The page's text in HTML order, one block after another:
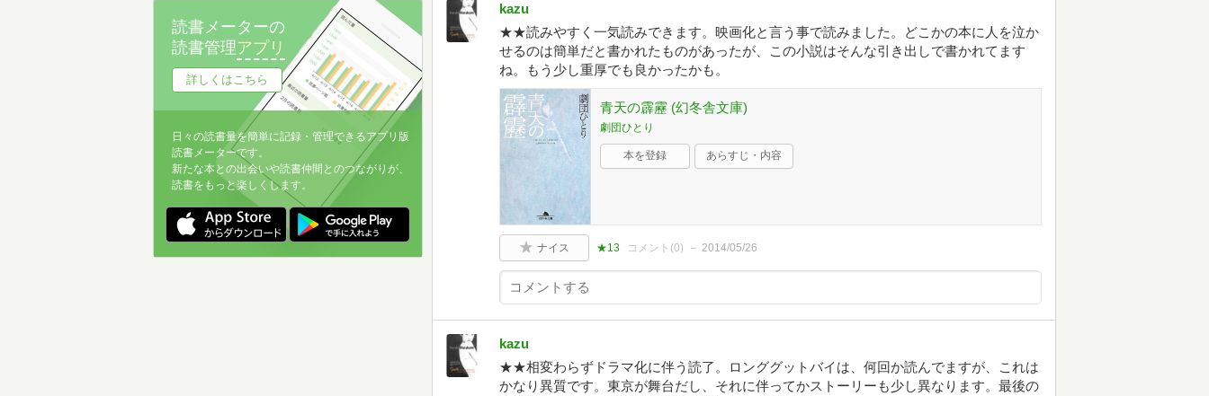
kazu
★★読みやすく一気読みできます。映画化と言う事で読みました。どこかの本に人を泣か
せるのは簡単だと書かれたものがあったが、この小説はそんな引き出しで書かれてます
ね。もう少し重厚でも良かったかも。
青天の霹靂 (幻冬舎文庫)
劇団ひとり
本を登録 あらすじ・内容
ナイス ★13 コメント(0) 2014/05/26
kazu
★★相変わらずドラマ化に伴う読了。ロンググットバイは、何回か読んでますが、これは
かなり異質です。東京が舞台だし、それに伴ってかストーリーも少し異なります。最後の
読書メーターの
読書管理アプリ
詳しくはこちら
日々の読書量を簡単に記録・管理できるアプリ版
読書メーターです。
新たな本との出会いや読書仲間とのつながりが、
読書をもっと楽しくします。